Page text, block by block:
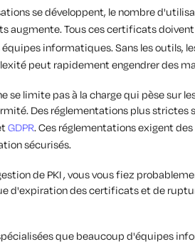
se développent, le nombre
augmente. Tous ces certificats doivent
équipes informatiques. Sans les outils,
peut rapidement engendrer des
se limite pas à la charge qui pèse sur
Des réglementations plus strictes
GDPR. Ces réglementations exigent
sécurisés.
de PKI , vous vous fiez
d'expiration des certificats et de
que beaucoup d'équipes